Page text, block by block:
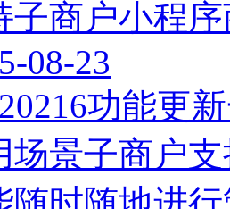
子商户小程
08-23
功能更
场景子商户